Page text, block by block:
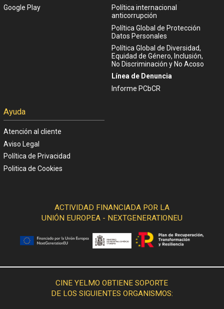
Google Play
Política internacional
anticorrupción
Política Global de Protección
Datos Personales
Política Global de Diversidad,
Equidad de Género, Inclusión,
No Discriminación y No Acoso
Línea de Denuncia
Informe PCbCR
Ayuda
Atención al cliente
Aviso Legal
Política de Privacidad
Politica de Cookies
ACTIVIDAD FINANCIADA POR LA
UNIÓN EUROPEA - NEXTGENERATIONEU
CINE YELMO OBTIENE SOPORTE
DE LOS SIGUIENTES ORGANISMOS: